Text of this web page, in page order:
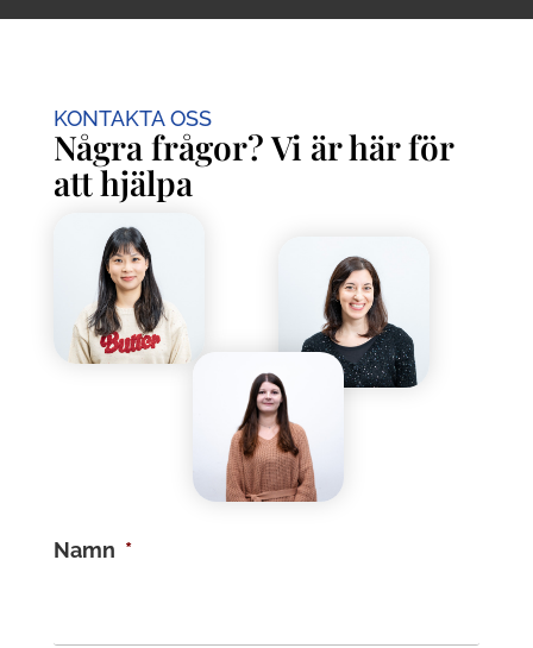
KONTAKTA OSS
Några frågor? Vi är här för
att hjälpa
Namn *